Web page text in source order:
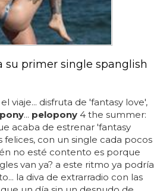
su primer single spanglish
viaje... disfruta de 'fantasy love',
... pelopony 4 the summer:
acaba de estrenar 'fantasy
felices, con un single cada pocos
no esté contento es porque
van ya? a este ritmo ya podría
la diva de extrarradio con las